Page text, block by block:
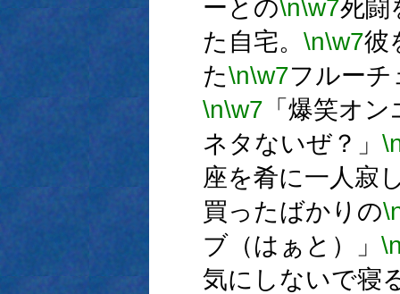
ーとの\n\w7死闘
た自宅。 \n\w7彼
た\n\w7フルー
\n\w7 「爆笑オ
ネタないぜ？」
座を肴に一人寂
買ったばかりの
ブ（はぁと）」
気にしないで寝